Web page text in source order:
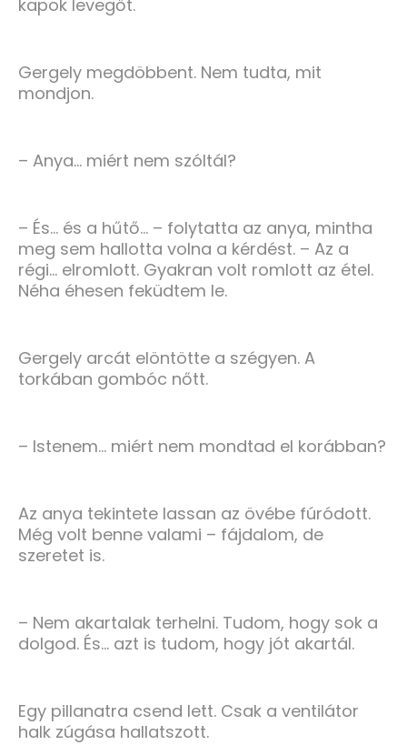
kapok levegőt.
Gergely megdöbbent. Nem tudta, mit
mondjon.
– Anya… miért nem szóltál?
– És… és a hűtő… – folytatta az anya, mintha
meg sem hallotta volna a kérdést. – Az a
régi… elromlott. Gyakran volt romlott az étel.
Néha éhesen feküdtem le.
Gergely arcát elöntötte a szégyen. A
torkában gombóc nőtt.
– Istenem… miért nem mondtad el korábban?
Az anya tekintete lassan az övébe fúródott.
Még volt benne valami – fájdalom, de
szeretet is.
– Nem akartalak terhelni. Tudom, hogy sok a
dolgod. És… azt is tudom, hogy jót akartál.
Egy pillanatra csend lett. Csak a ventilátor
halk zúgása hallatszott.